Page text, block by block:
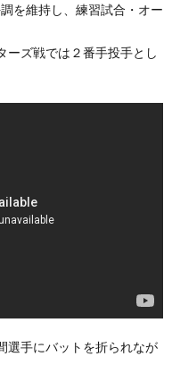
を維持し、練習試合・オー
ーズ戦では２番手投手とし
選手にバットを折られなが